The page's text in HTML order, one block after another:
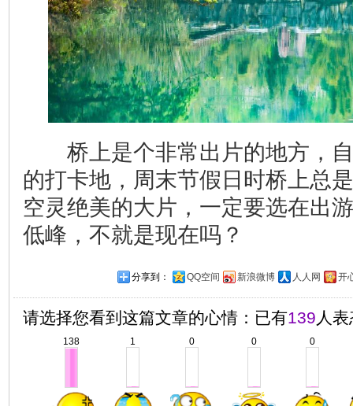
桥上是个非常出片的地方，自
的打卡地，周末节假日时桥上总
空灵绝美的大片，一定要选在出
低峰，不就是现在吗？
分享到： QQ空间 新浪微博 人人网 开
请选择您看到这篇文章的心情：已有139 人
138 1 0 0 0